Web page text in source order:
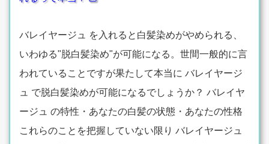
バレイヤージュ を入れると白髪染めがやめられる、
いわゆる"脱白髪染め"が可能になる。世間一般的に言
われていることですが果たして本当に バレイヤージ
ュ で脱白髪染めが可能になるでしょうか？ バレイヤ
ージュ の特性・あなたの白髪の状態・あなたの性格
これらのことを把握していない限り バレイヤージュ